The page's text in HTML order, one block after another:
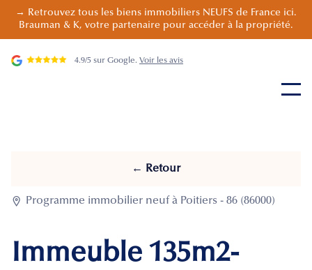
→ Retrouvez tous les biens immobiliers NEUFS de France ici.
Brauman & K, votre partenaire pour accéder à la propriété.
4.9/5 sur Google. Voir les avis
← Retour
 Programme immobilier neuf à Poitiers - 86 (86000)
Immeuble 135m2-